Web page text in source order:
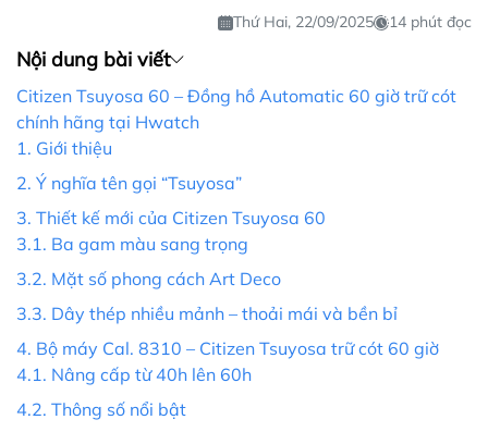
Thứ Hai, 22/09/2025 14 phút đọc
Nội dung bài viết
Citizen Tsuyosa 60 – Đồng hồ Automatic 60 giờ trữ cót
chính hãng tại Hwatch
1. Giới thiệu
2. Ý nghĩa tên gọi “Tsuyosa”
3. Thiết kế mới của Citizen Tsuyosa 60
3.1. Ba gam màu sang trọng
3.2. Mặt số phong cách Art Deco
3.3. Dây thép nhiều mảnh – thoải mái và bền bỉ
4. Bộ máy Cal. 8310 – Citizen Tsuyosa trữ cót 60 giờ
4.1. Nâng cấp từ 40h lên 60h
4.2. Thông số nổi bật